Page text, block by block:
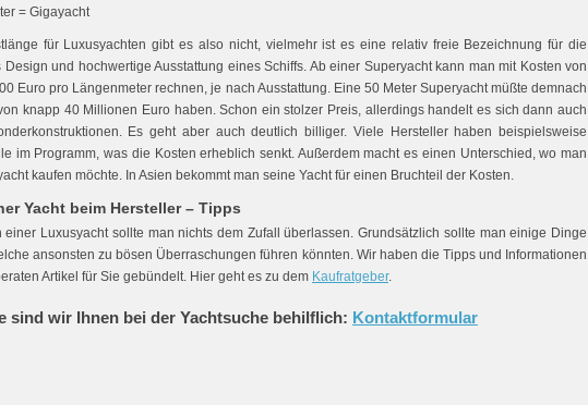
= Gigayacht
für Luxusyachten gibt es also nicht, vielmehr ist es eine relativ freie Bezeichnung für die
Design und hochwertige Ausstattung eines Schiffs. Ab einer Superyacht kann man mit Kosten von
Euro pro Längenmeter rechnen, je nach Ausstattung. Eine 50 Meter Superyacht müßte demnach
knapp 40 Millionen Euro haben. Schon ein stolzer Preis, allerdings handelt es sich dann auch
Es geht aber auch deutlich billiger. Viele Hersteller haben beispielsweise
im Programm, was die Kosten erheblich senkt. Außerdem macht es einen Unterschied, wo man
kaufen möchte. In Asien bekommt man seine Yacht für einen Bruchteil der Kosten.
Yacht beim Hersteller – Tipps
einer Luxusyacht sollte man nichts dem Zufall überlassen. Grundsätzlich sollte man einige Dinge
ansonsten zu bösen Überraschungen führen könnten. Wir haben die Tipps und Informationen
Artikel für Sie gebündelt. Hier geht es zu dem Kaufratgeber.
sind wir Ihnen bei der Yachtsuche behilflich: Kontaktformular